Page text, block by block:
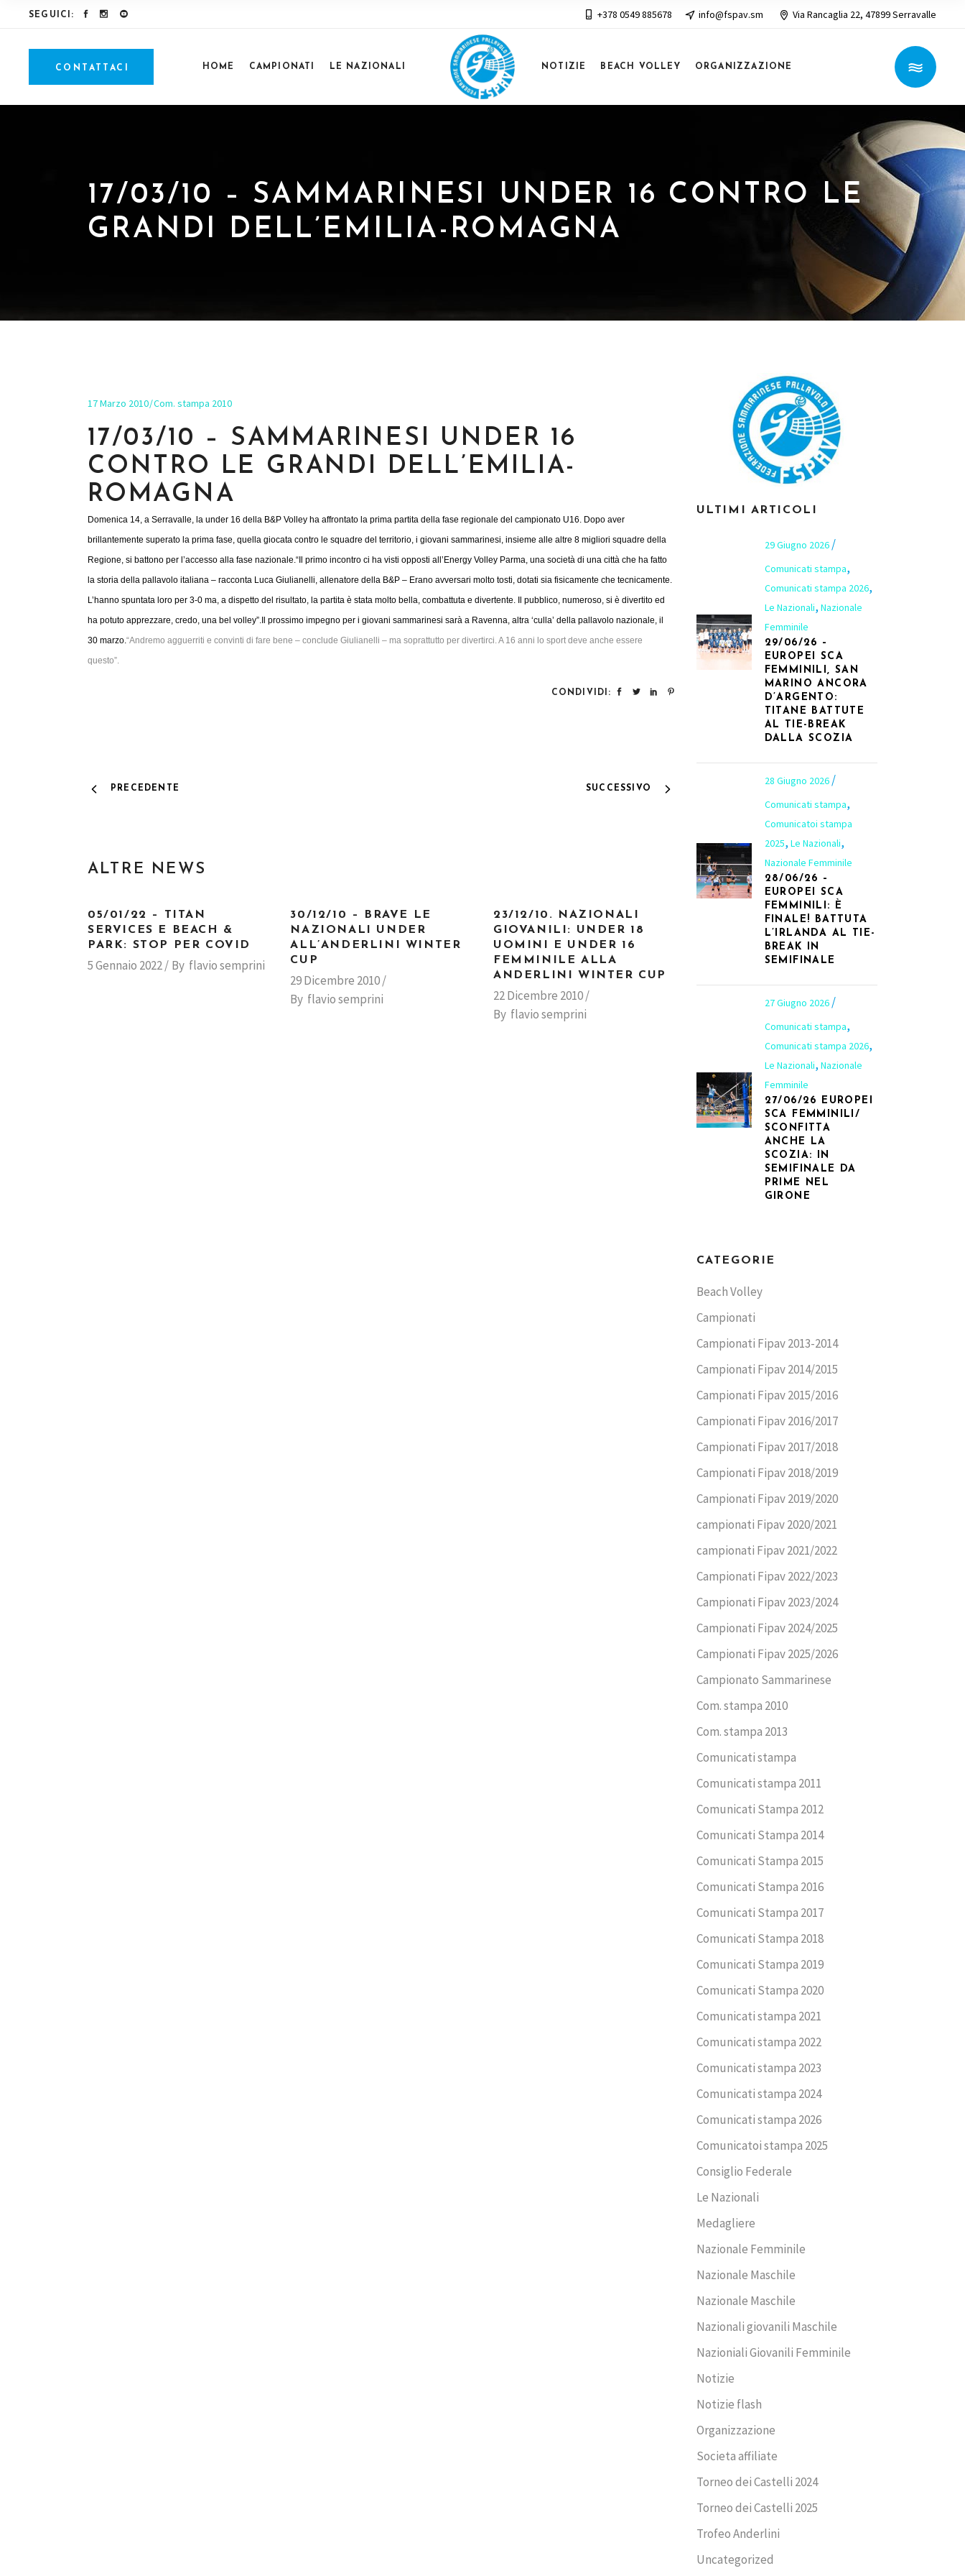
SEGUICI: +378 0549 885678 info@fspav.sm Via Rancaglia 22, 47899 Serravalle
CONTATTACI HOME CAMPIONATI LE NAZIONALI NOTIZIE BEACH VOLLEY ORGANIZZAZIONE
17/03/10 – SAMMARINESI UNDER 16 CONTRO LE
GRANDI DELL’EMILIA-ROMAGNA
17 Marzo 2010 Com. stampa 2010
17/03/10 – SAMMARINESI UNDER 16
CONTRO LE GRANDI DELL’EMILIA-
ROMAGNA
Domenica 14, a Serravalle, la under 16 della B&P Volley ha affrontato la prima partita della fase regionale del campionato U16. Dopo aver
brillantemente superato la prima fase, quella giocata contro le squadre del territorio, i giovani sammarinesi, insieme alle altre 8 migliori squadre della
Regione, si battono per l’accesso alla fase nazionale.“Il primo incontro ci ha visti opposti all’Energy Volley Parma, una società di una città che ha fatto
la storia della pallavolo italiana – racconta Luca Giulianelli, allenatore della B&P – Erano avversari molto tosti, dotati sia fisicamente che tecnicamente.
L’hanno spuntata loro per 3-0 ma, a dispetto del risultato, la partita è stata molto bella, combattuta e divertente. Il pubblico, numeroso, si è divertito ed
ha potuto apprezzare, credo, una bel volley”. Il prossimo impegno per i giovani sammarinesi sarà a Ravenna, altra ‘culla’ della pallavolo nazionale, il
30 marzo.“Andremo agguerriti e convinti di fare bene – conclude Giulianelli – ma soprattutto per divertirci. A 16 anni lo sport deve anche essere
questo”.
CONDIVIDI:
PRECEDENTE SUCCESSIVO
ALTRE NEWS
05/01/22 – TITAN
SERVICES E BEACH &
PARK: STOP PER COVID
5 Gennaio 2022 By flavio semprini
30/12/10 – BRAVE LE
NAZIONALI UNDER
ALL’ANDERLINI WINTER
CUP
29 Dicembre 2010
By flavio semprini
23/12/10. NAZIONALI
GIOVANILI: UNDER 18
UOMINI E UNDER 16
FEMMINILE ALLA
ANDERLINI WINTER CUP
22 Dicembre 2010
By flavio semprini
ULTIMI ARTICOLI
29 Giugno 2026
Comunicati stampa,
Comunicati stampa 2026,
Le Nazionali, Nazionale
Femminile
29/06/26 –
EUROPEI SCA
FEMMINILI, SAN
MARINO ANCORA
D’ARGENTO:
TITANE BATTUTE
AL TIE-BREAK
DALLA SCOZIA
28 Giugno 2026
Comunicati stampa,
Comunicatoi stampa
2025, Le Nazionali,
Nazionale Femminile
28/06/26 –
EUROPEI SCA
FEMMINILI: È
FINALE! BATTUTA
L’IRLANDA AL TIE-
BREAK IN
SEMIFINALE
27 Giugno 2026
Comunicati stampa,
Comunicati stampa 2026,
Le Nazionali, Nazionale
Femminile
27/06/26 EUROPEI
SCA FEMMINILI/
SCONFITTA
ANCHE LA
SCOZIA: IN
SEMIFINALE DA
PRIME NEL
GIRONE
CATEGORIE
Beach Volley
Campionati
Campionati Fipav 2013-2014
Campionati Fipav 2014/2015
Campionati Fipav 2015/2016
Campionati Fipav 2016/2017
Campionati Fipav 2017/2018
Campionati Fipav 2018/2019
Campionati Fipav 2019/2020
campionati Fipav 2020/2021
campionati Fipav 2021/2022
Campionati Fipav 2022/2023
Campionati Fipav 2023/2024
Campionati Fipav 2024/2025
Campionati Fipav 2025/2026
Campionato Sammarinese
Com. stampa 2010
Com. stampa 2013
Comunicati stampa
Comunicati stampa 2011
Comunicati Stampa 2012
Comunicati Stampa 2014
Comunicati Stampa 2015
Comunicati Stampa 2016
Comunicati Stampa 2017
Comunicati Stampa 2018
Comunicati Stampa 2019
Comunicati Stampa 2020
Comunicati stampa 2021
Comunicati stampa 2022
Comunicati stampa 2023
Comunicati stampa 2024
Comunicati stampa 2026
Comunicatoi stampa 2025
Consiglio Federale
Le Nazionali
Medagliere
Nazionale Femminile
Nazionale Maschile
Nazionale Maschile
Nazionali giovanili Maschile
Nazioniali Giovanili Femminile
Notizie
Notizie flash
Organizzazione
Societa affiliate
Torneo dei Castelli 2024
Torneo dei Castelli 2025
Trofeo Anderlini
Uncategorized